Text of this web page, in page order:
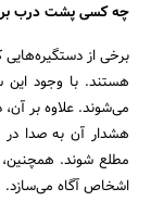
چه کسی پشت درب
برخی از
هستند. با وجود این
می‌شوند. علاوه بر
هشدار آن به صدا در
مطلع شوند. همچنین،
اشخاص آگاه می‌سازد.